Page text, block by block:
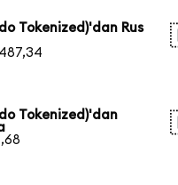
Tokenized)'dan Rus
Tokenized)'dan